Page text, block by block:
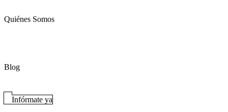
Quiénes Somos
Blog
Infórmate ya